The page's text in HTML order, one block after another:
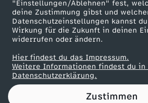
"Einstellungen/Ablehnen" fest,
deine Zustimmung gibst und
Datenschutzeinstellungen kannst
Wirkung für die Zukunft in deinen
widerrufen oder ändern.
Hier findest du das Impressum.
Weitere Informationen findest du in
Datenschutzerklärung.
Zustimmen
r
o
n
d
Partner